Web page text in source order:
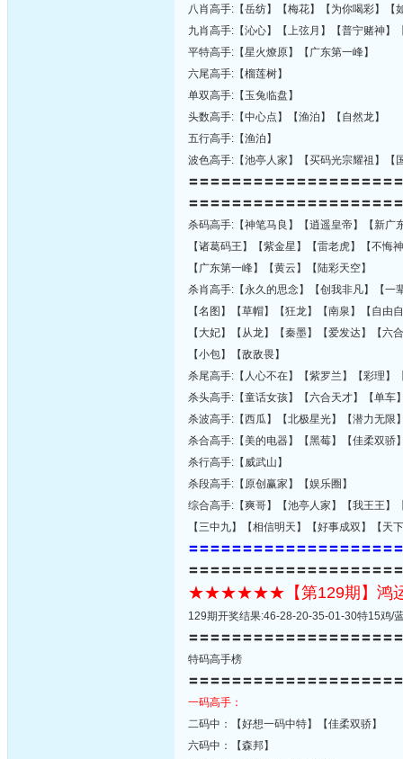
八肖高手:【岳纺】【梅花】【为你喝彩】【
九肖高手:【沁心】【上弦月】【普宁赌神】
平特高手:【星火燎原】【广东第一峰】
六尾高手:【榴莲树】
单双高手:【玉兔临盘】
头数高手:【中心点】【渔泊】【自然龙】
五行高手:【渔泊】
波色高手:【池亭人家】【买码光宗耀祖】【
〓〓〓〓〓〓〓〓〓〓〓〓〓〓〓〓〓〓〓
〓〓〓〓〓〓〓〓〓〓〓〓〓〓〓〓〓〓〓
杀码高手:【神笔马良】【逍遥皇帝】【新广
【诸葛码王】【紫金星】【雷老虎】【不
【广东第一峰】【黄云】【陆彩天空】
杀肖高手:【永久的思念】【创我非凡】【一
【名图】【草帽】【狂龙】【南泉】【自
【大妃】【从龙】【秦墨】【爱发达】【
【小包】【敌敌畏】
杀尾高手:【人心不在】【紫罗兰】【彩理】
杀头高手:【童话女孩】【六合天才】【单车
杀波高手:【西瓜】【北极星光】【潜力无限
杀合高手:【美的电器】【黑莓】【佳柔双骄
杀行高手:【威武山】
杀段高手:【原创赢家】【娱乐圈】
综合高手:【爽哥】【池亭人家】【我王王】
【三中九】【相信明天】【好事成双】【天
〓〓〓〓〓〓〓〓〓〓〓〓〓〓〓〓〓〓〓
〓〓〓〓〓〓〓〓〓〓〓〓〓〓〓〓〓〓〓
★★★★★★【第129期】鸿
129期开奖结果:46-28-20-35-01-30特15鸡/
〓〓〓〓〓〓〓〓〓〓〓〓〓〓〓〓〓〓〓
特码高手榜
〓〓〓〓〓〓〓〓〓〓〓〓〓〓〓〓〓〓〓
一码高手：
二码中：【好想一码中特】【佳柔双骄】
六码中：【森邦】